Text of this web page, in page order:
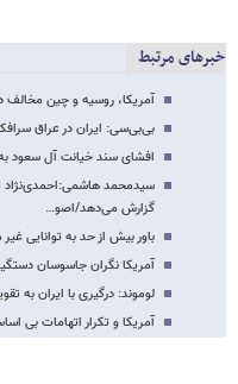
خبرهای مرتبط
آمریکا، روسیه و چین مخالف
بی‌بی‌سی: ایران در عراق
افشای سند خیانت آل سعود
سیدمحمد هاشمی:احمدی‌نژاد
گزارش می‌دهد/اصو…
باور بیش از حد به توانایی
آمریکا نگران جاسوسان
لوموند: درگیری با ایران به
آمریکا و تکرار اتهامات بی